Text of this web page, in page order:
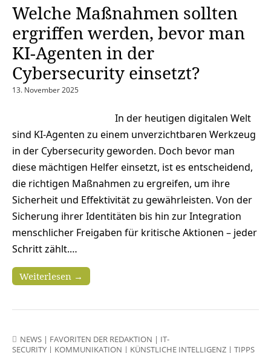
Welche Maßnahmen sollten
ergriffen werden, bevor man
KI-Agenten in der
Cybersecurity einsetzt?
13. November 2025
In der heutigen digitalen Welt
sind KI-Agenten zu einem unverzichtbaren Werkzeug
in der Cybersecurity geworden. Doch bevor man
diese mächtigen Helfer einsetzt, ist es entscheidend,
die richtigen Maßnahmen zu ergreifen, um ihre
Sicherheit und Effektivität zu gewährleisten. Von der
Sicherung ihrer Identitäten bis hin zur Integration
menschlicher Freigaben für kritische Aktionen – jeder
Schritt zählt.…
Weiterlesen →
NEWS | FAVORITEN DER REDAKTION | IT-
SECURITY | KOMMUNIKATION | KÜNSTLICHE INTELLIGENZ | TIPPS